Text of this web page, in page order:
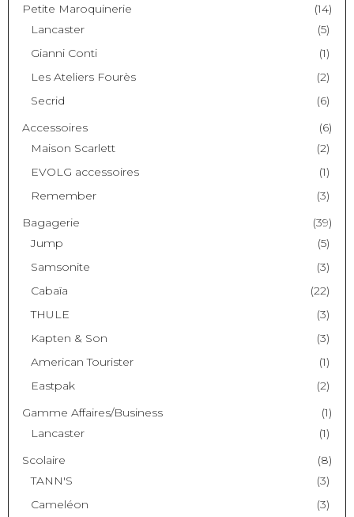
Petite Maroquinerie
(14)
Lancaster
(5)
Gianni Conti
(1)
Les Ateliers Fourès
(2)
Secrid
(6)
Accessoires
(6)
Maison Scarlett
(2)
EVOLG accessoires
(1)
Remember
(3)
Bagagerie
(39)
Jump
(5)
Samsonite
(3)
Cabaïa
(22)
THULE
(3)
Kapten & Son
(3)
American Tourister
(1)
Eastpak
(2)
Gamme Affaires/Business
(1)
Lancaster
(1)
Scolaire
(8)
TANN'S
(3)
Cameléon
(3)